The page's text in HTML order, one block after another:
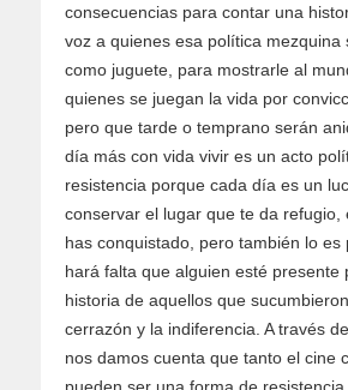
consecuencias para contar una
voz a quienes esa política mezquina
como juguete, para mostrarle al
quienes se juegan la vida por
pero que tarde o temprano serán
día más con vida vivir es un acto
resistencia porque cada día es un
conservar el lugar que te da refugio,
has conquistado, pero también lo es
hará falta que alguien esté presente
historia de aquellos que
cerrazón y la indiferencia. A través
nos damos cuenta que tanto el cine
pueden ser una forma de